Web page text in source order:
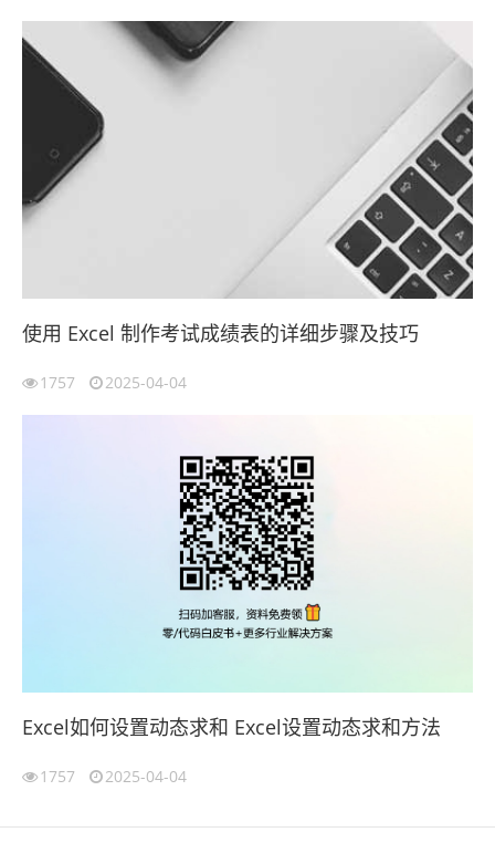
使用 Excel 制作考试成绩表的详细步骤及技巧
1757 2025-04-04
Excel如何设置动态求和 Excel设置动态求和方法
1757 2025-04-04